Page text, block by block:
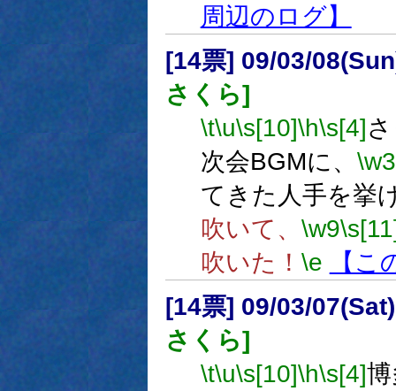
周辺のログ】
[14票] 09/03/
さくら]
\t\u\s[10]\h\s[4]
次会BGMに、 \w3
てきた人手を挙
吹いて、 \w9
吹いた！ \e
【
[14票] 09/03/
さくら]
\t\u\s[10]\h\s[4]